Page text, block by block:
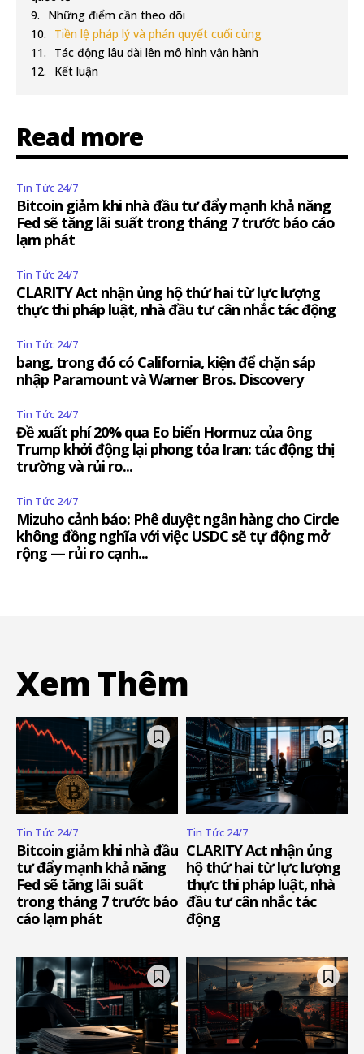
Những điểm cần theo dõi
Tiền lệ pháp lý và phán quyết cuối cùng
Tác động lâu dài lên mô hình vận hành
Kết luận
Read more
Tin Tức 24/7
Bitcoin giảm khi nhà đầu tư đẩy mạnh khả năng
Fed sẽ tăng lãi suất trong tháng 7 trước báo cáo
lạm phát
Tin Tức 24/7
CLARITY Act nhận ủng hộ thứ hai từ lực lượng
thực thi pháp luật, nhà đầu tư cân nhắc tác động
Tin Tức 24/7
bang, trong đó có California, kiện để chặn sáp
nhập Paramount và Warner Bros. Discovery
Tin Tức 24/7
Đề xuất phí 20% qua Eo biển Hormuz của ông
Trump khởi động lại phong tỏa Iran: tác động thị
trường và rủi ro...
Tin Tức 24/7
Mizuho cảnh báo: Phê duyệt ngân hàng cho Circle
không đồng nghĩa với việc USDC sẽ tự động mở
rộng — rủi ro cạnh...
Xem Thêm
Tin Tức 24/7
Bitcoin giảm khi nhà đầu
tư đẩy mạnh khả năng
Fed sẽ tăng lãi suất
trong tháng 7 trước báo
cáo lạm phát
Tin Tức 24/7
CLARITY Act nhận ủng
hộ thứ hai từ lực lượng
thực thi pháp luật, nhà
đầu tư cân nhắc tác
động